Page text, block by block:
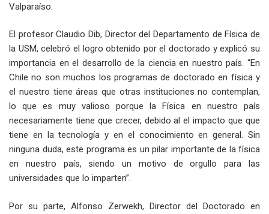
Valparaíso.
El profesor Claudio Dib, Director del Departamento de Física de
la USM, celebró el logro obtenido por el doctorado y explicó su
importancia en el desarrollo de la ciencia en nuestro país. “En
Chile no son muchos los programas de doctorado en física y
el nuestro tiene áreas que otras instituciones no contemplan,
lo que es muy valioso porque la Física en nuestro país
necesariamente tiene que crecer, debido al el impacto que que
tiene en la tecnología y en el conocimiento en general. Sin
ninguna duda, este programa es un pilar importante de la física
en nuestro país, siendo un motivo de orgullo para las
universidades que lo imparten”.
Por su parte, Alfonso Zerwekh, Director del Doctorado en